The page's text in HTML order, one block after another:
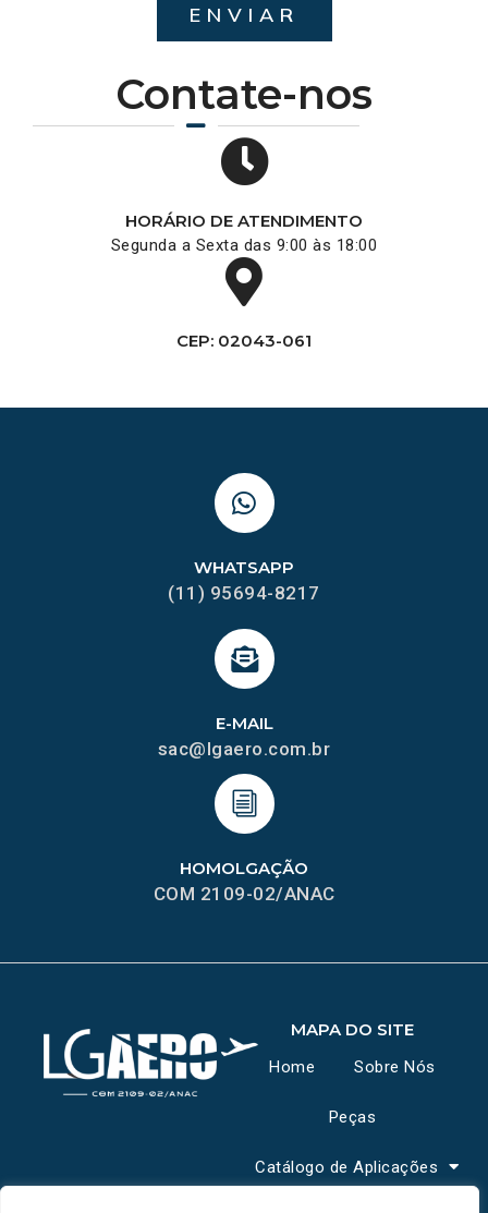
Contate-nos
HORÁRIO DE ATENDIMENTO
Segunda a Sexta das 9:00 às 18:00
CEP: 02043-061
ENVIAR
HOMOLGAÇÃO
COM 2109-02/ANAC
E-MAIL
sac@lgaero.com.br
WHATSAPP
(11) 95694-8217
MAPA DO SITE
Home Sobre Nós
Peças
Catálogo de Aplicações